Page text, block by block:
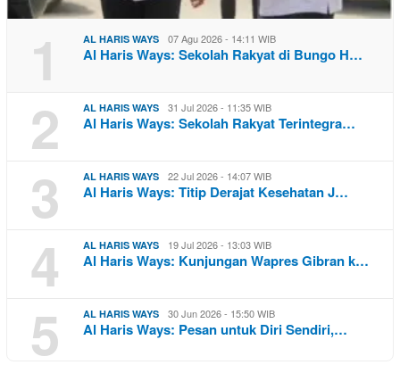
1 AL HARIS WAYS 07 Agu 2026 - 14:11 WIB
Al Haris Ways: Sekolah Rakyat di Bungo H…
2 AL HARIS WAYS 31 Jul 2026 - 11:35 WIB
Al Haris Ways: Sekolah Rakyat Terintegra…
3 AL HARIS WAYS 22 Jul 2026 - 14:07 WIB
Al Haris Ways: Titip Derajat Kesehatan J…
4 AL HARIS WAYS 19 Jul 2026 - 13:03 WIB
Al Haris Ways: Kunjungan Wapres Gibran k…
5 AL HARIS WAYS 30 Jun 2026 - 15:50 WIB
Al Haris Ways: Pesan untuk Diri Sendiri,…